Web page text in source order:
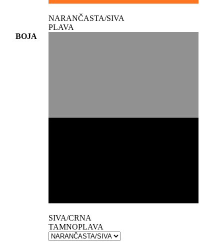
BOJA
NARANČASTA/SIVA
PLAVA
SIVA/CRNA
TAMNOPLAVA